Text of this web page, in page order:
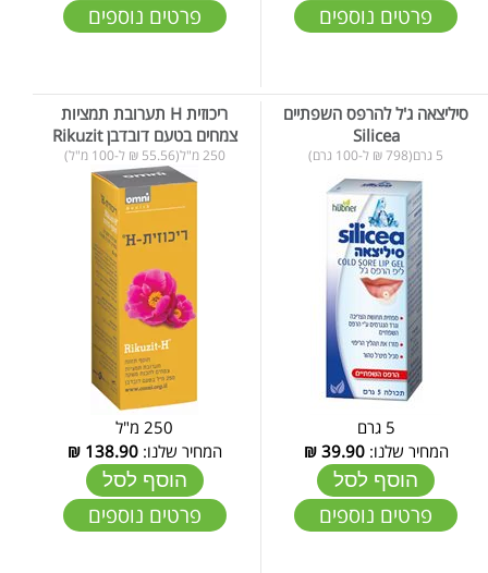
פרטים נוספים פרטים נוספים
סיליצאה ג'ל להרפס השפתיים
Silicea
5 גרם(798 ₪ ל-100 גרם)
5 גרם
המחיר שלנו:39.90
₪
הוסף לסל
פרטים נוספים
ריכוזית H תערובת תמציות
צמחים בטעם דובדבן Rikuzit
250 מ"ל(55.56 ₪ ל-100 מ"ל)
250 מ"ל
המחיר שלנו:138.90
₪
הוסף לסל
פרטים נוספים